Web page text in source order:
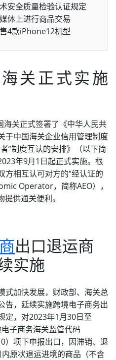
安全质量检验认证规定
体上进行商品交易
4款iPhone12机型
关正式实施
关正式签署了《中华人民共
于中国海关企业信用管理制度
”制度互认的安排》（以下简
年9月1日起正式实施。根
方相互认可对方的“经认证的
Operator，简称AEO），
供通关便利。
出口退运商
实施
式加快发展，财政部、海关总
告，延续实施跨境电子商务出
定，对2023年1月30日至
子商务海关监管代码
）项下申报出口，因滞销、退
原状退运进境的商品（不含